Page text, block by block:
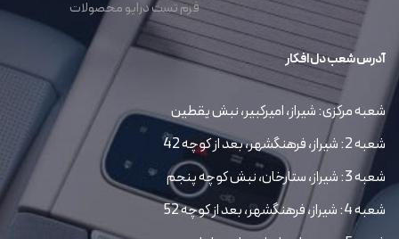
فرم تست درایو محصولات
آدرس شعب دل افکار
شعبه مرکزی: شیراز، امیرکبیر، نبش یقطین
شعبه 2: شیراز، فرهنگشهر، بعد از کوچه 42
شعبه 3: شیراز، ستارخان، نبش کوچه پنجم
شعبه 4: شیراز، فرهنگشهر، بعد از کوچه 52